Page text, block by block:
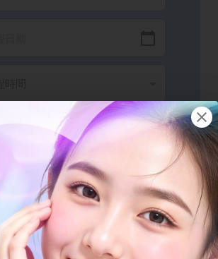
讀並同意有關 條款細則以及隱私政
完成登記